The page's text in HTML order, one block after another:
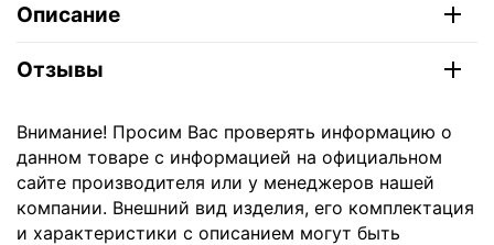
Описание
Отзывы
Внимание! Просим Вас проверять информацию о
данном товаре с информацией на официальном
сайте производителя или у менеджеров нашей
компании. Внешний вид изделия, его комплектация
и характеристики с описанием могут быть